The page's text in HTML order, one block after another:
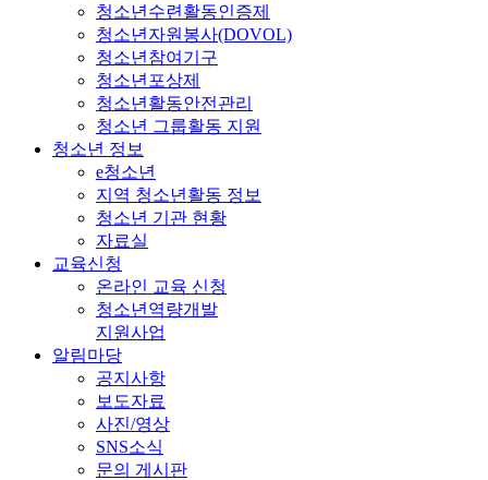
청소년수련활동인증제
청소년자원봉사(DOVOL)
청소년참여기구
청소년포상제
청소년활동안전관리
청소년 그룹활동 지원
청소년 정보
e청소년
지역 청소년활동 정보
청소년 기관 현황
자료실
교육신청
온라인 교육 신청
청소년역량개발
지원사업
알림마당
공지사항
보도자료
사진/영상
SNS소식
문의 게시판